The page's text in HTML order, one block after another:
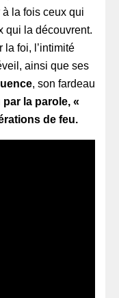
la fois ceux qui
qui la découvrent.
la foi, l’intimité
ainsi que ses
, son fardeau
la parole, «
de feu.